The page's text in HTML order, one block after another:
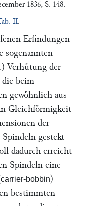
1836, S. 148.
II.
Erfindungen
sogenannten
Verhuͤtung der
die beim
gewoͤhnlich aus
Gleichfoͤrmigkeit
der
gestekt
dadurch erreicht
Spindeln eine
carrier-bobbin)
bestimmten